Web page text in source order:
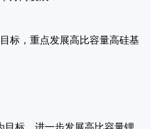
标，重点发展高比容量高硅基